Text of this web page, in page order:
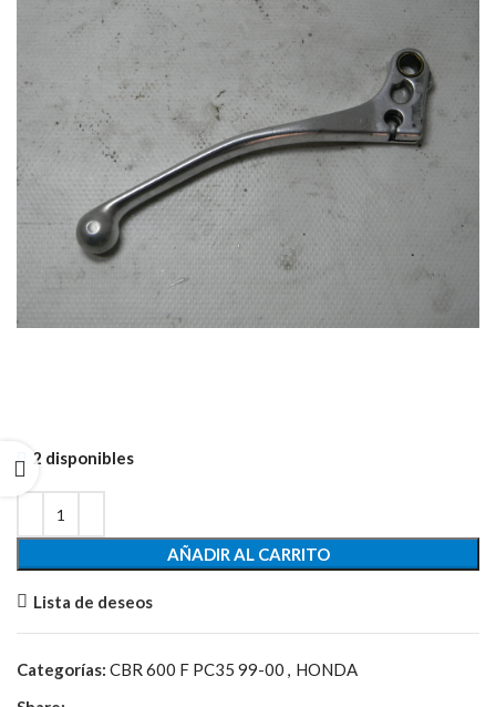
2 disponibles
AÑADIR AL CARRITO
Lista de deseos
Categorías: CBR 600 F PC35 99-00 , HONDA